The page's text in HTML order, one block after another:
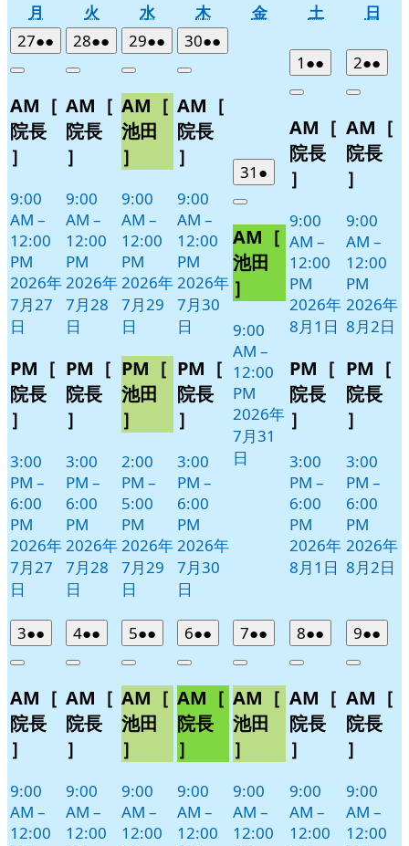
月
曜
日
火
曜
日
水水
曜
日
木木
曜
日
金金
土土
日
日
日
272026
年
月
27
日
●●
件
イ
ベ
ト)
Close
AM［
院長
］
9:00
AM –
12:00
PM
2026年
7月27
日
PM［
院長
］
3:00
PM –
6:00
PM
2026年
7月27
日
282026
年
月
28
日
●●
件
イ
ベ
ト)
Close
AM［
院長
］
9:00
AM –
12:00
PM
2026年
7月28
日
PM［
院長
］
3:00
PM –
6:00
PM
2026年
7月28
日
292026
年
月
29
日
●●
件
イ
ベ
ト)
Close
AM［
池田
］
9:00
AM –
12:00
PM
2026年
7月29
日
PM［
池田
］
2:00
PM –
5:00
PM
2026年
7月29
日
302026
年
月
30
日
●●
件
イ
Close
AM［
院長
］
9:00
AM –
12:00
PM
2026年
7月30
日
PM［
院長
］
3:00
PM –
6:00
PM
2026年
7月30
日
31 2026
年
月
31
日
●
件
イ
ベ
ト)
Close
AM［
池田
］
9:00
AM –
12:00
PM
2026年
7月31
日
1 2026
年
月
1
日
●●
件
イ
ベ
Close
AM［
院長
］
9:00
AM –
12:00
PM
2026年
8月1日
PM［
院長
］
3:00
PM –
6:00
PM
2026年
8月1日
22026
年
月
2
日
●●
件
イ
ベ
Close
AM［
院長
］
9:00
AM –
12:00
PM
2026年
8月2日
PM［
院長
］
3:00
PM –
6:00
PM
2026年
8月2日
32026
年
月
3
日
●●
件
イ
ベ
Close
AM［
院長
］
9:00
AM –
12:00
42026
年
月
4
日
●●
件
イ
ベ
Close
AM［
院長
］
9:00
AM –
12:00
52026
年
月
5
日
●●
件
イ
ベ
ト)
Close
AM［
池田
］
9:00
AM –
12:00
62026
年
月
6
日
●●
件
イ
ベ
ト)
Close
AM［
院長
］
9:00
AM –
12:00
72026
年
月
7
日
●●
件
イ
ベ
ト)
Close
AM［
池田
］
9:00
AM –
12:00
82026
年
月
8
日
●●
件
イ
ベ
Close
AM［
院長
］
9:00
AM –
12:00
92026
年
月
9
日
●●
件
イ
ベ
Close
AM［
院長
］
9:00
AM –
12:00